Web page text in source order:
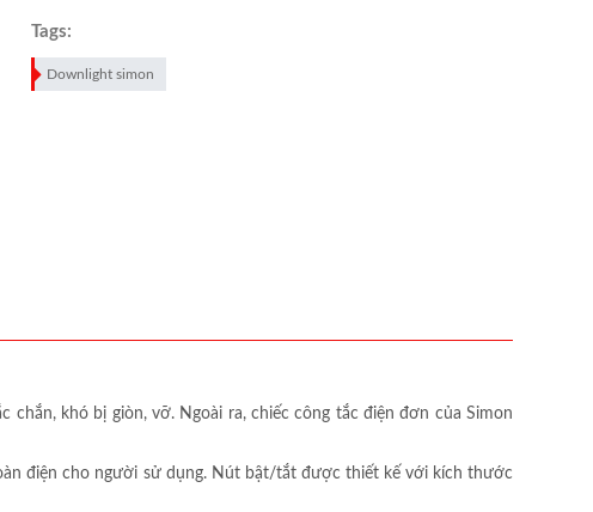
Tags:
Downlight simon
khó bị giòn, vỡ. Ngoài ra, chiếc công tắc điện đơn của Simon
điện cho người sử dụng. Nút bật/tắt được thiết kế với kích thước